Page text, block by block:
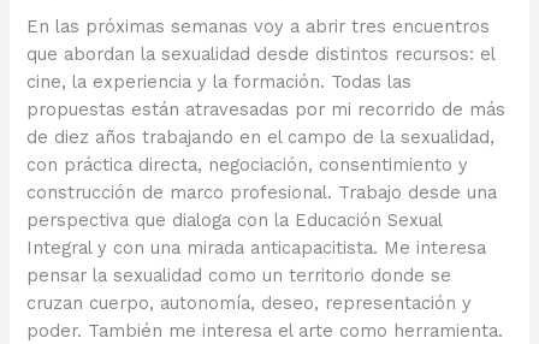
En las próximas semanas voy a abrir tres encuentros
que abordan la sexualidad desde distintos recursos: el
cine, la experiencia y la formación. Todas las
propuestas están atravesadas por mi recorrido de más
de diez años trabajando en el campo de la sexualidad,
con práctica directa, negociación, consentimiento y
construcción de marco profesional. Trabajo desde una
perspectiva que dialoga con la Educación Sexual
Integral y con una mirada anticapacitista. Me interesa
pensar la sexualidad como un territorio donde se
cruzan cuerpo, autonomía, deseo, representación y
poder. También me interesa el arte como herramienta.